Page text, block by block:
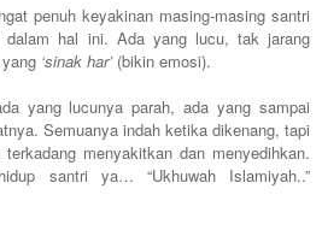
penuh keyakinan masing-masing santri
dalam hal ini. Ada yang lucu, tak jarang
‘sinak har’ (bikin emosi).
yang lucunya parah, ada yang sampai
Semuanya indah ketika dikenang, tapi
menyakitkan dan menyedihkan.
santri ya… “Ukhuwah Islamiyah..”